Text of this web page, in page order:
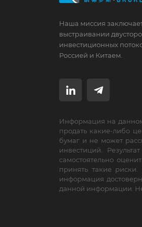
Наша миссия
выстраивании
инвестиционных
Россией и Китаем.
Информация на
продать какие-либо
бумаг и не может
инвестиций.
самостоятельно
принять такие
информация
данной информации.